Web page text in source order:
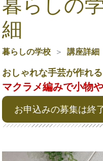
細
暮らしの学校 講座詳細
おしゃれな手芸が作れる
マクラメ編みで小物
お申込みの募集は終